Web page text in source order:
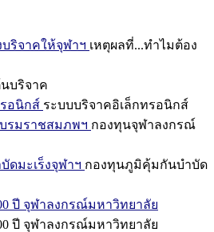
ริจาคให้จุฬาฯ เหตุผลที่...ทำไมต้อง
นบริจาค
อนิกส์ ระบบบริจาคอิเล็กทรอนิกส์
รมราชสมภพฯ กองทุนจุฬาลงกรณ์
มะเร็งจุฬาฯ กองทุนภูมิคุ้มกันบำบัด
ปี จุฬาลงกรณ์มหาวิทยาลัย
ปี จุฬาลงกรณ์มหาวิทยาลัย